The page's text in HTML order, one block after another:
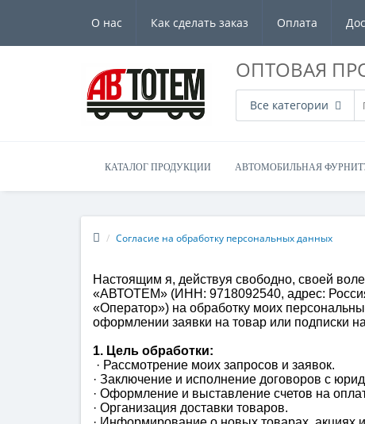
О нас Как сделать заказ Оплата
ОПТОВАЯ
Все категории
КАТАЛОГ ПРОДУКЦИИ АВТОМОБИЛЬНАЯ
Согласие на обработку персональных данных
Настоящим я, действуя свободно, своей
«АВТОТЕМ» (ИНН: 9718092540, адрес: Россия,
«Оператор») на обработку моих
оформлении заявки на товар или подписки
1. Цель обработки:
· Рассмотрение моих запросов и заявок.
· Заключение и исполнение договоров с
· Оформление и выставление счетов на
· Организация доставки товаров.